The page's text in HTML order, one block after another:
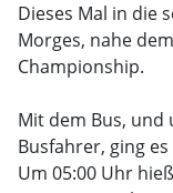
Dieses Mal in die
Morges, nahe
Championship.
Mit dem Bus, und
Busfahrer, ging
Um 05:00 Uhr